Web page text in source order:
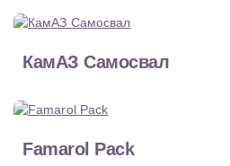
КамАЗ Самосвал
Famarol Pack